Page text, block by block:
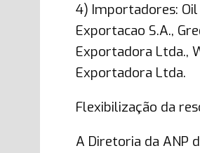
4) Importadores:
Exportacao S.A.,
Exportadora Ltda.,
Exportadora Ltda.
Flexibilização da
A Diretoria da ANP